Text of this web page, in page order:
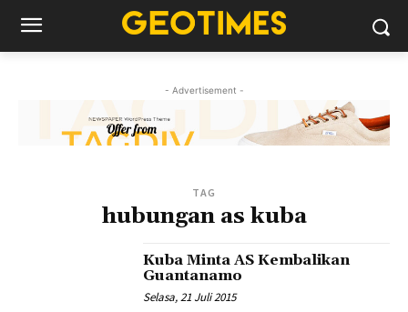
- Advertisement -
TAG
hubungan as kuba
Kuba Minta AS Kembalikan
Guantanamo
Selasa, 21 Juli 2015